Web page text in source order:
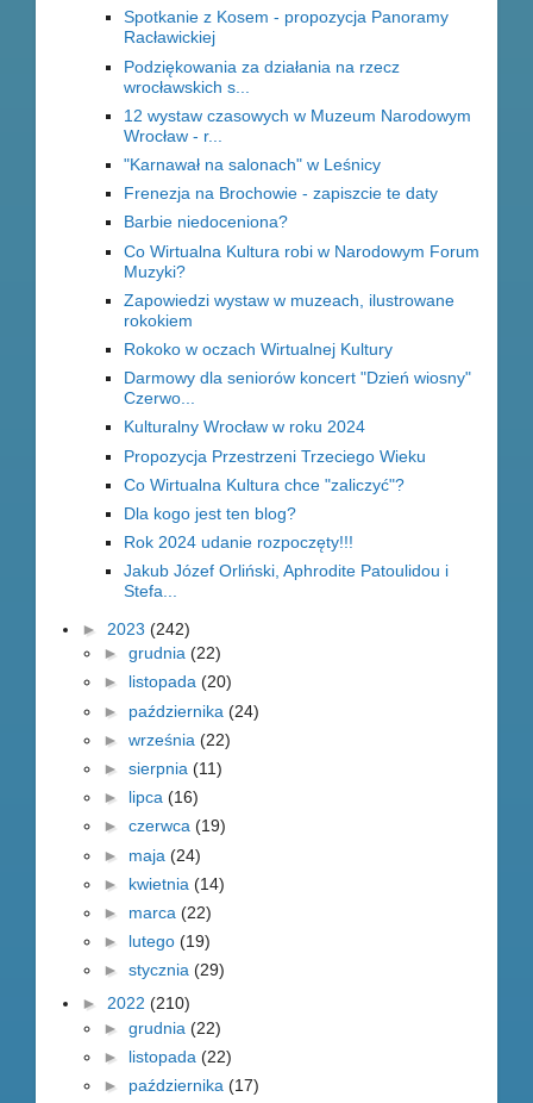
Spotkanie z Kosem - propozycja Panoramy
Racławickiej
Podziękowania za działania na rzecz
wrocławskich s...
12 wystaw czasowych w Muzeum Narodowym
Wrocław - r...
"Karnawał na salonach" w Leśnicy
Frenezja na Brochowie - zapiszcie te daty
Barbie niedoceniona?
Co Wirtualna Kultura robi w Narodowym Forum
Muzyki?
Zapowiedzi wystaw w muzeach, ilustrowane
rokokiem
Rokoko w oczach Wirtualnej Kultury
Darmowy dla seniorów koncert "Dzień wiosny"
Czerwo...
Kulturalny Wrocław w roku 2024
Propozycja Przestrzeni Trzeciego Wieku
Co Wirtualna Kultura chce "zaliczyć"?
Dla kogo jest ten blog?
Rok 2024 udanie rozpoczęty!!!
Jakub Józef Orliński, Aphrodite Patoulidou i
Stefa...
► 2023 (242)
► grudnia (22)
► listopada (20)
► października (24)
► września (22)
► sierpnia (11)
► lipca (16)
► czerwca (19)
► maja (24)
► kwietnia (14)
► marca (22)
► lutego (19)
► stycznia (29)
► 2022 (210)
► grudnia (22)
► listopada (22)
► października (17)